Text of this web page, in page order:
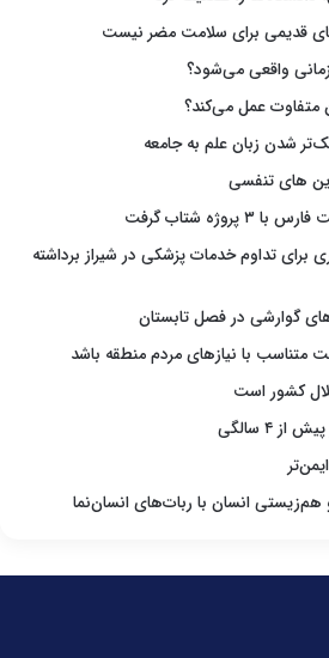
قدیمی برای سلامت مضر نیست
واقعی می‌شود؟
متفاوت عمل می‌کند؟
شدن زبان علم به جامعه
های تنفسی
شتاب گرفت
برای تداوم خدمات پزشکی در شیراز برداشته
گوارشی در فصل تابستان
با نیازهای مردم منطقه باشد
کشور است
۴ سالگی
هم‌زیستی انسان با ربات‌های انسان‌نما